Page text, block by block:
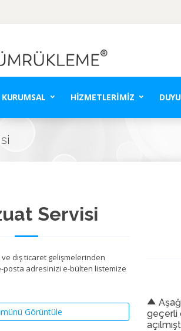
KURUMSAL HIZMETLERIMIZ
Servisi
dış ticaret gelişmelerinden
posta adresinizi e-bülten listemize
Görüntüle
geçerli